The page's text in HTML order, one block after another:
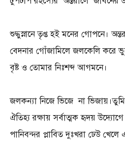
শুদ্ধুস্নানে তৃপ্ত হই মনের গোপনে।
বেদনার গোঁজামিলে জলকেলি করে
বৃষ্ট ও তোমার নিঃশব্দ আগমনে।
জলকন্যা নিজে ভিজে না
ঐতিহ্য রক্ষায় সর্বাত্মক হৃদয়
পানিবন্দর প্লাবিত দুঃখরা ঢেউ